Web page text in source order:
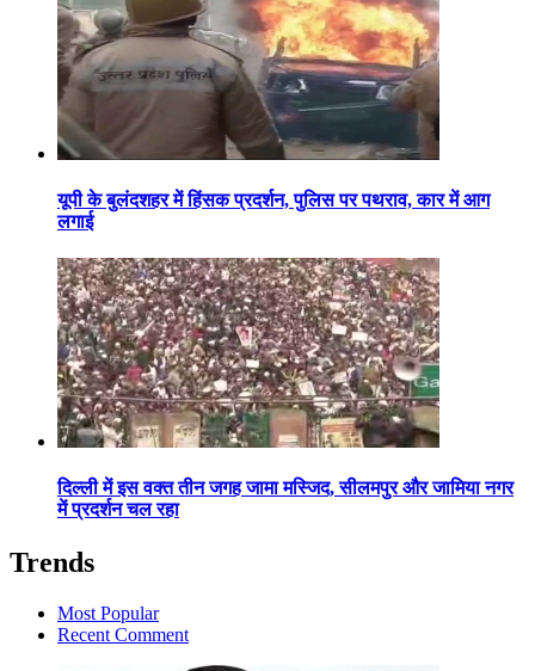
यूपी के बुलंदशहर में हिंसक प्रदर्शन, पुलिस पर पथराव, कार में आग
लगाई
दिल्ली में इस वक्त तीन जगह जामा मस्जिद, सीलमपुर और जामिया नगर
में प्रदर्शन चल रहा
Trends
Most Popular
Recent Comment